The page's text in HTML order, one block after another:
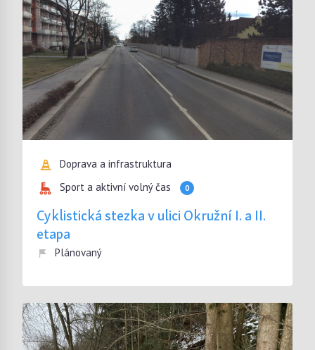
Doprava a infrastruktura
Sport a aktivní volný čas
0
Cyklistická stezka v ulici Okružní I. a II.
etapa
Plánovaný